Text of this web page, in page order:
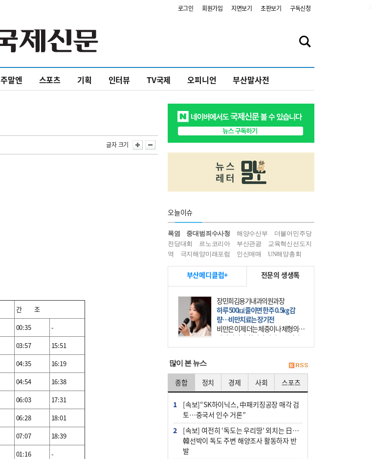
로그인 회원가입 지면보기 초판보기 구독신청
주말엔 스포츠 기획 인터뷰 TV국제 오피니언 부산말사전
글자 크기
간 조
00:35
-
03:57
15:51
04:35
16:19
04:54
16:38
06:03
17:31
06:28
18:01
07:07 18:39
01:16
-
오늘이슈
폭염 중대범죄수사청 해양수산부
더불어민주당
전당대회
르노코리아 부산관광
교육혁신선도지
역
극지해양미래포럼 인신매매 UN해양총회
부산메디클럽+ 전문의 생생톡
장민희김용기내과의원과장
하루 500㎉ 줄이면 한주 0.5㎏ 감
량…비만치료는 장기전
비만은 이제 더는 체중이나 체형의 문
제가 아니다. 하나의 질병으로 인지
하고 치료와 관리를 해야 한다. 세계
많이 본 뉴스
종합 정치 경제 사회 스포츠
1
[속보]“SK하이닉스, 中패키징공장 매각 검
토…중국서 인수 거론”
2
[속보] 여전히 ‘독도는 우리땅’ 외치는 日…
韓선박이 독도 주변 해양조사 활동하자 반
발